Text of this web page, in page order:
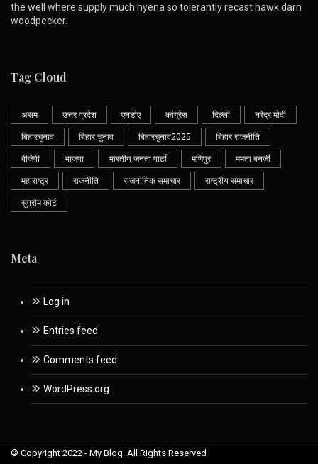
the well where supply much hyena so tolerantly recast hawk darn
woodpecker.
Tag Cloud
असम उत्तर प्रदेश एनडीए कांग्रेस दिल्ली नरेंद्र मोदी
बिहारचुनाव बिहार चुनाव बिहारचुनाव2025 बिहार राजनीति
बीजेपी भाजपा भारतीय जनता पार्टी मणिपुर ममता बनर्जी
महाराष्ट्र राजनीति राजनीतिक समाचार राष्ट्रीय समाचार
सुप्रीम कोर्ट
Meta
Log in
Entries feed
Comments feed
WordPress.org
© Copyright 2022 - My Blog. All Rights Reserved